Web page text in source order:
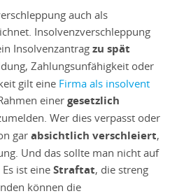
auch als
Insolvenzverschleppung
Insolvenzantrag zu spät
Zahlungsunfähigkeit oder
gilt eine Firma als insolvent
einer gesetzlich
Wer dies verpasst oder
gar absichtlich verschleiert,
Und das sollte man nicht auf
ist eine Straftat, die streng
können die